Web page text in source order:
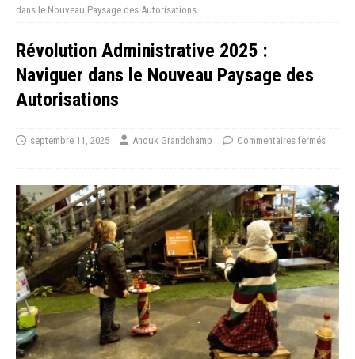
dans le Nouveau Paysage des Autorisations
Révolution Administrative 2025 :
Naviguer dans le Nouveau Paysage des
Autorisations
septembre 11, 2025 Anouk Grandchamp Commentaires fermés